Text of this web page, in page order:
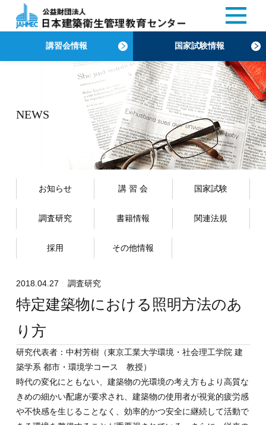
講習会情報 国家試験情報
NEWS
お知らせ 講 習 会 国家試験
調査研究 書籍情報 関連法規
採用 その他情報
2018.04.27 調査研究
特定建築物における照明方法のあ
り方
研究代表者：中村芳樹（東京工業大学環境・社会理工学院 建
築学系 都市・環境学コース 教授）
時代の変化にともない、建築物の光環境の考え方もより高質な
きめの細かい配慮が要求され、建築物の使用者が視覚的疲労感
や不快感を生じることなく、効率的かつ安全に継続して活動で